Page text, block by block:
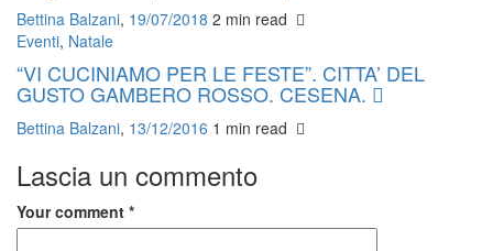
Bettina Balzani, 19/07/2018 2 min read
Eventi, Natale
“VI CUCINIAMO PER LE FESTE”. CITTA’ DEL
GUSTO GAMBERO ROSSO. CESENA.
Bettina Balzani, 13/12/2016 1 min read
Lascia un commento
Your comment *